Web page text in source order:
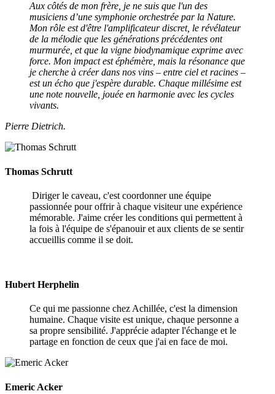
Aux côtés de mon frère, je ne suis que l'un des
musiciens d’une symphonie orchestrée par la Nature.
Mon rôle est d'être l'amplificateur discret, le révélateur
de la mélodie que les générations précédentes ont
murmurée, et que la vigne biodynamique exprime avec
force. Mon impact est éphémère, mais la résonance que
je cherche à créer dans nos vins – entre ciel et racines –
est un écho que j'espère durable. Chaque millésime est
une note nouvelle, jouée en harmonie avec les cycles
vivants.
Pierre Dietrich.
Thomas Schrutt
Diriger le caveau, c'est coordonner une équipe
passionnée pour offrir à chaque visiteur une expérience
mémorable. J'aime créer les conditions qui permettent à
la fois à l'équipe de s'épanouir et aux clients de se sentir
accueillis comme il se doit.
Hubert Herphelin
Ce qui me passionne chez Achillée, c'est la dimension
humaine. Chaque visite est unique, chaque personne a
sa propre sensibilité. J'apprécie adapter l'échange et le
partage en fonction de ceux que j'ai en face de moi.
Emeric Acker